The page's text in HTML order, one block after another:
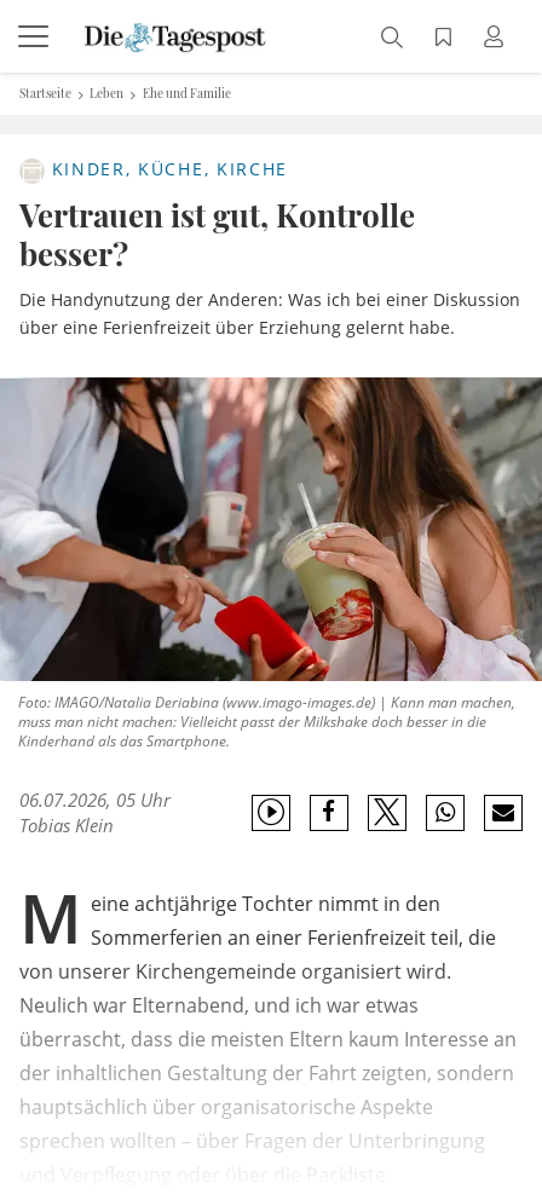
Startseite Leben Ehe und Familie
KINDER, KÜCHE, KIRCHE
Vertrauen ist gut, Kontrolle
besser?
Die Handynutzung der Anderen: Was ich bei einer Diskussion
über eine Ferienfreizeit über Erziehung gelernt habe.
Foto: IMAGO/Natalia Deriabina (www.imago-images.de) | Kann man machen,
muss man nicht machen: Vielleicht passt der Milkshake doch besser in die
Kinderhand als das Smartphone.
06.07.2026, 05 Uhr
Tobias Klein
M eine achtjährige Tochter nimmt in den
Sommerferien an einer Ferienfreizeit teil, die
von unserer Kirchengemeinde organisiert wird.
Neulich war Elternabend, und ich war etwas
überrascht, dass die meisten Eltern kaum Interesse an
der inhaltlichen Gestaltung der Fahrt zeigten, sondern
hauptsächlich über organisatorische Aspekte
sprechen wollten – über Fragen der Unterbringung